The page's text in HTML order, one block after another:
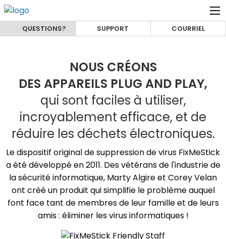
QUESTIONS? SUPPORT COURRIEL
NOUS CRÉONS
DES APPAREILS PLUG AND PLAY,
qui sont faciles à utiliser,
incroyablement efficace, et de
réduire les déchets électroniques.
Le dispositif original de suppression de virus FixMeStick
a été développé en 2011. Des vétérans de l'industrie de
la sécurité informatique, Marty Algire et Corey Velan
ont créé un produit qui simplifie le problème auquel
font face tant de membres de leur famille et de leurs
amis : éliminer les virus informatiques !